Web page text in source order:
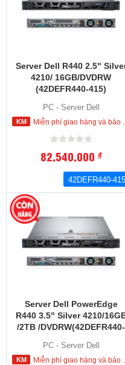
Server Dell R440 2.5"
4210/ 16GB/DVDRW
(42DEFR440-415)
PC - Server Dell
Miễn phí giao hàng và bảo hành tận nơi trong nội thành HCM
82,540,000đ
42DEFR440-415
Server Dell PowerEdge
R440 3.5" Silver 4210/
/2TB /DVDRW(42DEFR440-
PC - Server Dell
Miễn phí giao hàng và bảo hành tận nơi trong nội thành HCM